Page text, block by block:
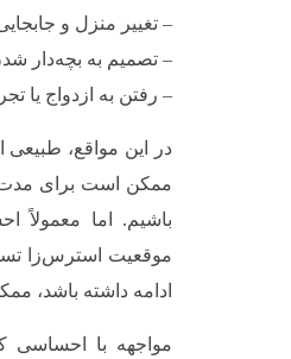
– تغییر منزل و
– تصمیم به بچه‌دار
– رفتن به ازدواج یا
در این مواقع، طبیعی
ممکن است برای مدت
باشیم. اما
موقعیت استرس‌زا
ادامه داشته باشد،
مواجهه با احساسی